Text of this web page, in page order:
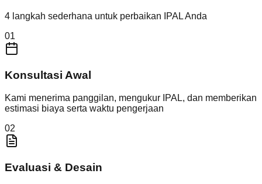
4 langkah sederhana untuk perbaikan IPAL Anda
01
Konsultasi Awal
Kami menerima panggilan, mengukur IPAL, dan memberikan
estimasi biaya serta waktu pengerjaan
02
Evaluasi & Desain